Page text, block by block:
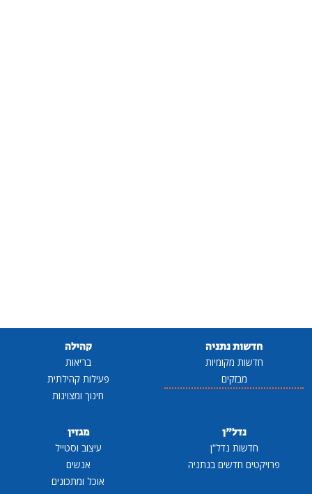
חדשות נתניה
חדשות מקומיות
מבזקים
קהילה
בריאות
פעילות קהילתית
חינוך ומצוינות
נדל"ן
חדשות נדל"ן
פרויקטים חדשים בנתניה
מגזין
עיצוב וסטייל
אנשים
אוכל ומתכונים